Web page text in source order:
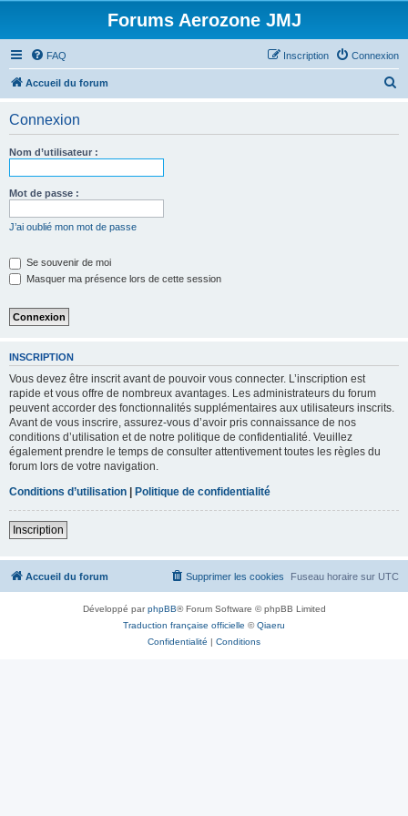
Forums Aerozone JMJ
FAQ Connexion
Inscription
Accueil du forum
Connexion
Nom d’utilisateur :
Mot de passe :
J’ai oublié mon mot de passe
Se souvenir de moi
Masquer ma présence lors de cette session
INSCRIPTION
Vous devez être inscrit avant de pouvoir vous connecter. L’inscription est
rapide et vous offre de nombreux avantages. Les administrateurs du forum
peuvent accorder des fonctionnalités supplémentaires aux utilisateurs inscrits.
Avant de vous inscrire, assurez-vous d’avoir pris connaissance de nos
conditions d’utilisation et de notre politique de confidentialité. Veuillez
également prendre le temps de consulter attentivement toutes les règles du
forum lors de votre navigation.
Conditions d’utilisation | Politique de confidentialité
Inscription
Accueil du forum Fuseau horaire sur UTC
Supprimer les cookies
Développé parphpBB® Forum Software © phpBB Limited
Traduction française officielle ©Qiaeru
Confidentialité | Conditions